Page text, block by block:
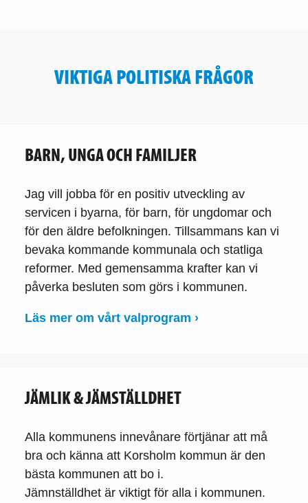
VIKTIGA POLITISKA FRÅGOR
BARN, UNGA OCH FAMILJER
Jag vill jobba för en positiv utveckling av
servicen i byarna, för barn, för ungdomar och
för den äldre befolkningen. Tillsammans kan vi
bevaka kommande kommunala och statliga
reformer. Med gemensamma krafter kan vi
påverka besluten som görs i kommunen.
Läs mer om vårt valprogram ›
JÄMLIK & JÄMSTÄLLDHET
Alla kommunens innevånare förtjänar att må
bra och känna att Korsholm kommun är den
bästa kommunen att bo i.
Jämnställdhet är viktigt för alla i kommunen.